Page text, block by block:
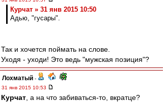
Курчат » 31 янв 2015 10:50
Адью, "гусары".
Так и хочется поймать на слове.
Уходя - уходи! Это ведь "мужская позиция"?
Лохматый -
31 янв 2015 10:53
Курчат , а на что забиваться-то, вкратце?